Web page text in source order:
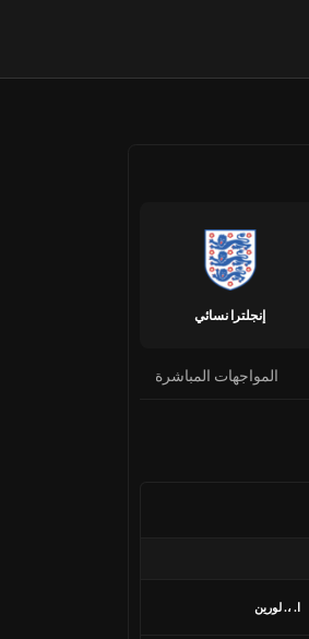
إنجلترا نسائي
المواجهات المباشرة
ا. ،. لورين